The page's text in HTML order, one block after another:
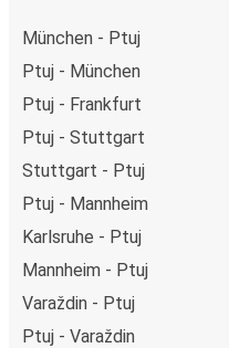
München - Ptuj
Ptuj - München
Ptuj - Frankfurt
Ptuj - Stuttgart
Stuttgart - Ptuj
Ptuj - Mannheim
Karlsruhe - Ptuj
Mannheim - Ptuj
Varaždin - Ptuj
Ptuj - Varaždin